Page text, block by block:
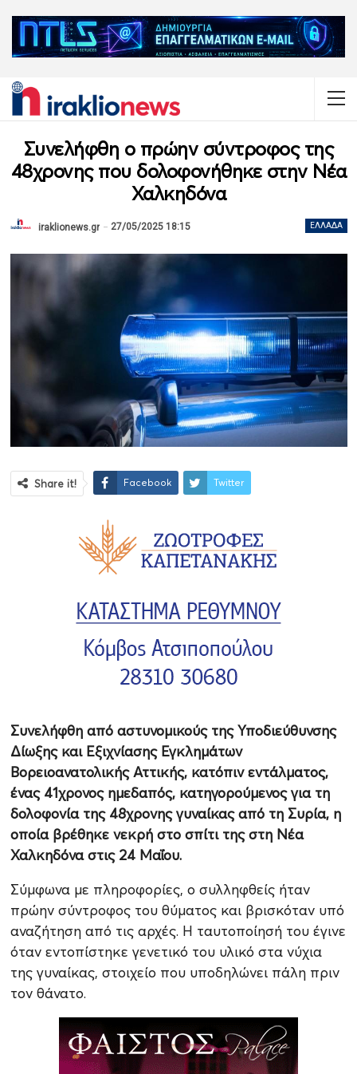
Συνελήφθη ο πρώην σύντροφος της
48χρονης που δολοφονήθηκε στην Νέα
Χαλκηδόνα
ΕΛΛΆΔΑ
iraklionews.gr 27/05/2025 18:15
Share it! Facebook Twitter
Συνελήφθη από αστυνομικούς της Υποδιεύθυνσης
Δίωξης και Εξιχνίασης Εγκλημάτων
Βορειοανατολικής Αττικής, κατόπιν εντάλματος,
ένας 41χρονος ημεδαπός, κατηγορούμενος για τη
δολοφονία της 48χρονης γυναίκας από τη Συρία, η
οποία βρέθηκε νεκρή στο σπίτι της στη Νέα
Χαλκηδόνα στις 24 Μαΐου.
Σύμφωνα με πληροφορίες, ο συλληφθείς ήταν
πρώην σύντροφος του θύματος και βρισκόταν υπό
αναζήτηση από τις αρχές. Η ταυτοποίησή του έγινε
όταν εντοπίστηκε γενετικό του υλικό στα νύχια
της γυναίκας, στοιχείο που υποδηλώνει πάλη πριν
τον θάνατο.